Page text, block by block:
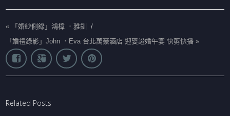
« 「婚紗側錄」鴻樟 ．雅釧
/
「婚禮錄影」John ．Eva 台北萬豪酒店 迎娶證婚午宴 快剪快播 »
Related Posts